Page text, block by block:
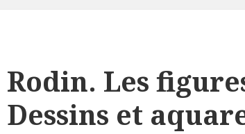
Rodin. Les
Dessins et